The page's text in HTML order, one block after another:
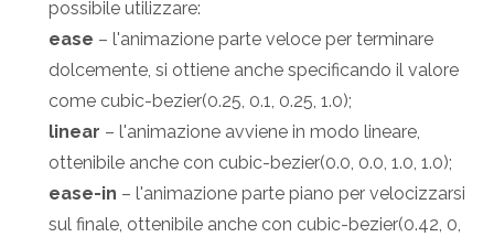
possibile utilizzare:
ease – l'animazione parte veloce per terminare
dolcemente, si ottiene anche specificando il valore
come cubic-bezier(0.25, 0.1, 0.25, 1.0);
linear – l'animazione avviene in modo lineare,
ottenibile anche con cubic-bezier(0.0, 0.0, 1.0, 1.0);
ease-in – l'animazione parte piano per velocizzarsi
sul finale, ottenibile anche con cubic-bezier(0.42, 0,